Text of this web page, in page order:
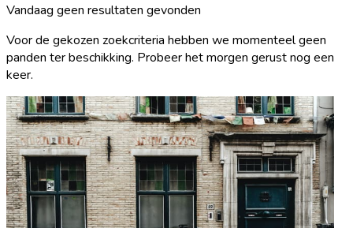
Vandaag geen resultaten gevonden
Voor de gekozen zoekcriteria hebben we momenteel geen
panden ter beschikking. Probeer het morgen gerust nog een
keer.